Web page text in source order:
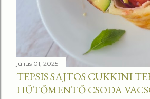
július 01, 2025
TEPSIS SAJTOS CUKKINI
HŰTŐMENTŐ CSODA